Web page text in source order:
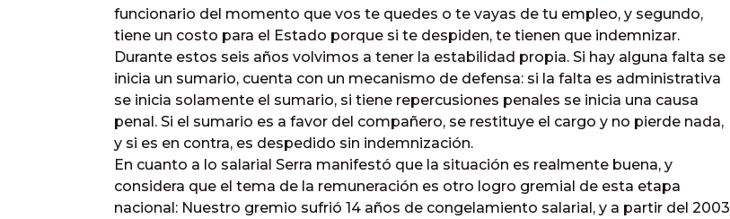
funcionario del momento que vos te quedes o te vayas de tu empleo, y segundo,
tiene un costo para el Estado porque si te despiden, te tienen que indemnizar.
Durante estos seis años volvimos a tener la estabilidad propia. Si hay alguna falta se
inicia un sumario, cuenta con un mecanismo de defensa: si la falta es administrativa
se inicia solamente el sumario, si tiene repercusiones penales se inicia una causa
penal. Si el sumario es a favor del compañero, se restituye el cargo y no pierde nada,
y si es en contra, es despedido sin indemnización.
En cuanto a lo salarial Serra manifestó que la situación es realmente buena, y
considera que el tema de la remuneración es otro logro gremial de esta etapa
nacional: Nuestro gremio sufrió 14 años de congelamiento salarial, y a partir del 2003